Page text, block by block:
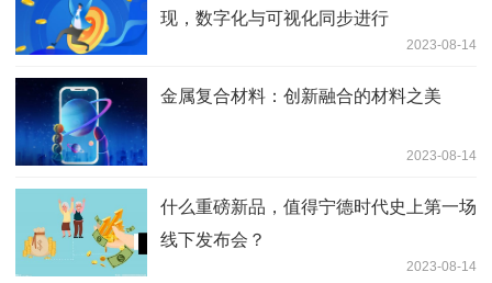
现，数字化与可视化同步进行
2023-08-14
金属复合材料：创新融合的材料之美
2023-08-14
什么重磅新品，值得宁德时代史上第一场
线下发布会？
2023-08-14